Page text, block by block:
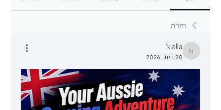
חזרה
Nella
Nella
20 ביוני 2026